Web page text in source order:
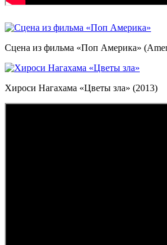
Сцена из фильма «Поп Америка»
Хироси Нагахама «Цветы зла» (2013)